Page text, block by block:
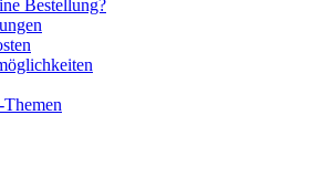
Bestellung?